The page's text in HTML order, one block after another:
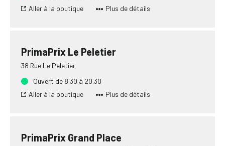
Aller à la boutique
Plus de détails
PrimaPrix Le Peletier
38 Rue Le Peletier
Ouvert de 8.30 à 20.30
Aller à la boutique
Plus de détails
PrimaPrix Grand Place